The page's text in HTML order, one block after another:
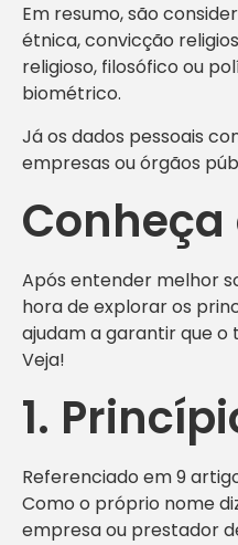
Em resumo, são
étnica, convicção
religioso, filosófico ou
biométrico.
Já os dados pessoais
empresas ou órgãos
Conheça
Após entender melhor
hora de explorar os
ajudam a garantir que
Veja!
1.
Referenciado em 9
Como o próprio nome
empresa ou prestador